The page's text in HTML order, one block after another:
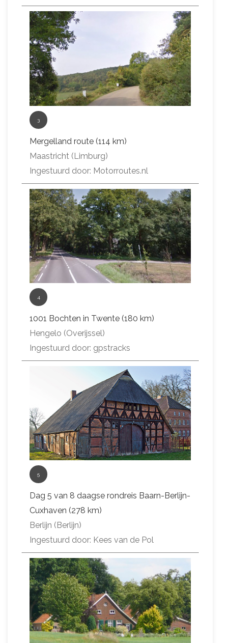
3
Mergelland route (114 km)
Maastricht (Limburg)
Ingestuurd door: Motorroutes.nl
4
1001 Bochten in Twente (180 km)
Hengelo (Overijssel)
Ingestuurd door: gpstracks
5
Dag 5 van 8 daagse rondreis Baarn-Berlijn-
Cuxhaven (278 km)
Berlijn (Berlijn)
Ingestuurd door: Kees van de Pol